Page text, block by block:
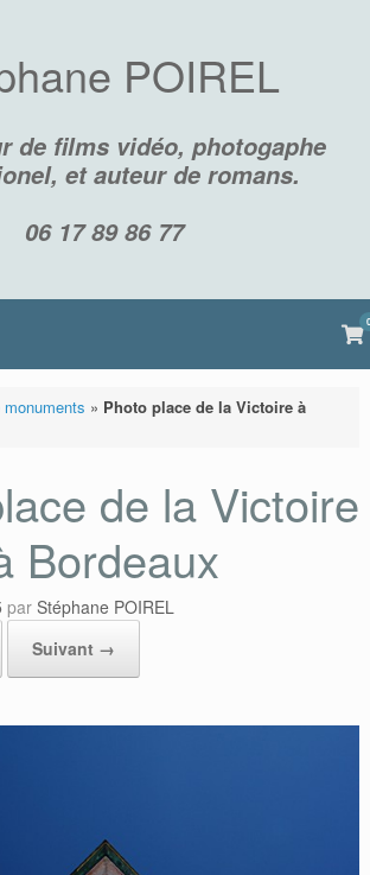
POIREL
de films vidéo, photogaphe
et auteur de romans.
06 17 89 86 77
0
» Photo place de la Victoire à
de la Victoire
Bordeaux
par Stéphane POIREL
Suivant →